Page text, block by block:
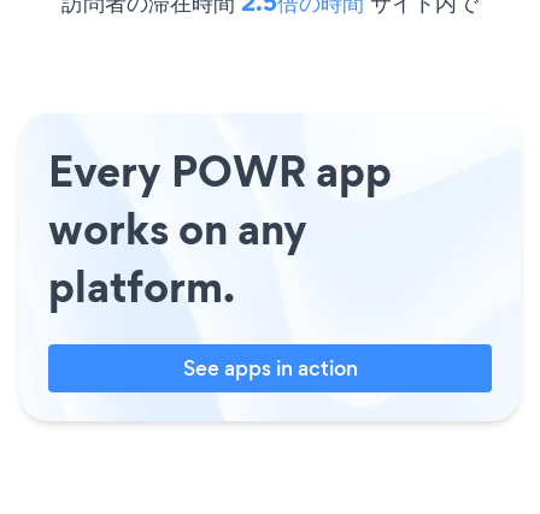
Every POWR app
works on any
platform.
See apps in action